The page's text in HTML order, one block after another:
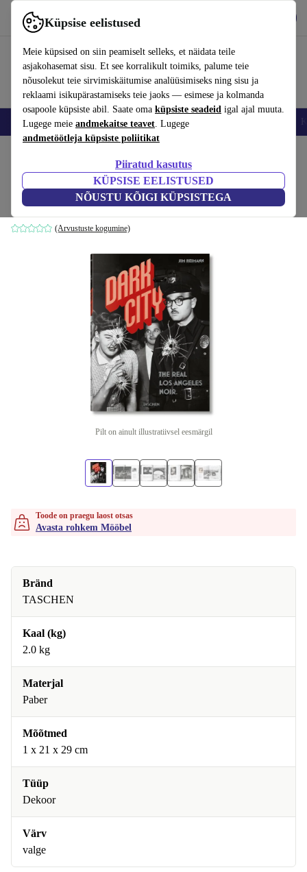
Küpsise eelistused
Meie küpsised on siin peamiselt selleks, et näidata teile
asjakohasemat sisu. Et see korralikult toimiks, palume teie
nõusolekut teie sirvimiskäitumise analüüsimiseks ning sisu ja
reklaami isikupärastamiseks teie jaoks — esimese ja kolmanda
osapoole küpsiste abil. Saate oma küpsiste seadeid igal ajal muuta.
Lugege meie andmekaitse teavet. Lugege
andmetöötleja küpsiste poliitikat
Piiratud kasutus
KÜPSISE EELISTUSED
NÕUSTU KÕIGI KÜPSISTEGA
Kasuta rakendust refurbed kiirelt ja lihtsalt
Nutitelefoni Sülearvutid Tahvelarvutid Nutikellad
Dark City. The Real Los Angeles Noir
valge
(Arvustuste kogumine)
Pilt on ainult illustratiivsel eesmärgil
Toode on praegu laost otsas
Avasta rohkem Mööbel
Bränd
TASCHEN
Kaal (kg)
2.0 kg
Materjal
Paber
Mõõtmed
1 x 21 x 29 cm
Tüüp
Dekoor
Värv
valge